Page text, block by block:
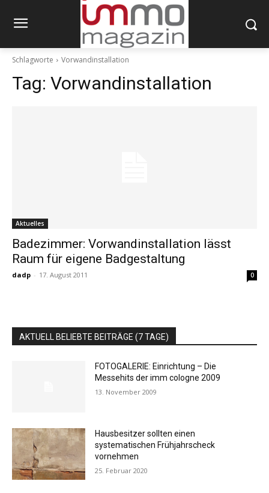
Schlagworte Vorwandinstallation
Tag: Vorwandinstallation
Aktuelles
Badezimmer: Vorwandinstallation lässt
Raum für eigene Badgestaltung
dadp - 17. August 2011 0
AKTUELL BELIEBTE BEITRÄGE (7 TAGE)
FOTOGALERIE: Einrichtung – Die
Messehits der imm cologne 2009
13. November 2009
Hausbesitzer sollten einen
systematischen Frühjahrscheck
vornehmen
25. Februar 2020